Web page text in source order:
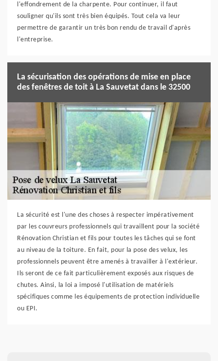
l'effondrement de la charpente. Pour continuer, il faut
souligner qu'ils sont très bien équipés. Tout cela va leur
permettre de garantir un très bon rendu de travail d'après
l'entreprise.
La sécurisation des opérations de mise en place
des fenêtres de toit à La Sauvetat dans le 32500
La sécurité est l'une des choses à respecter impérativement
par les couvreurs professionnels qui travaillent pour la société
Rénovation Christian et fils pour toutes les tâches qui se font
au niveau de la toiture. En fait, pour la pose des velux, les
professionnels peuvent être amenés à travailler à l'extérieur.
Ils seront de ce fait particulièrement exposés aux risques de
chutes. Ainsi, la loi a imposé l'utilisation de matériels
spécifiques comme les équipements de protection individuelle
ou EPI.